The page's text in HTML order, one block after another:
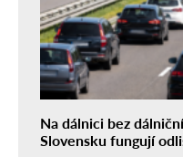
Na dálnici bez
Slovensku fungují